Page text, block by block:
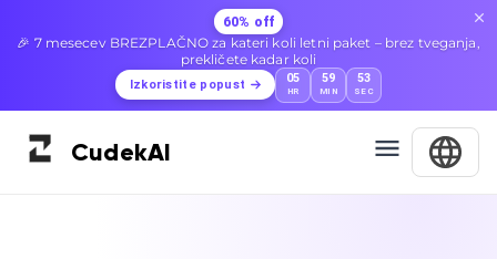
60% off
🎉 7 mesecev BREZPLAČNO za kateri koli letni paket – brez tveganja,
prekličete kadar koli
Izkoristite popust 05
HR
59
MIN
52
SEC
CudekAI